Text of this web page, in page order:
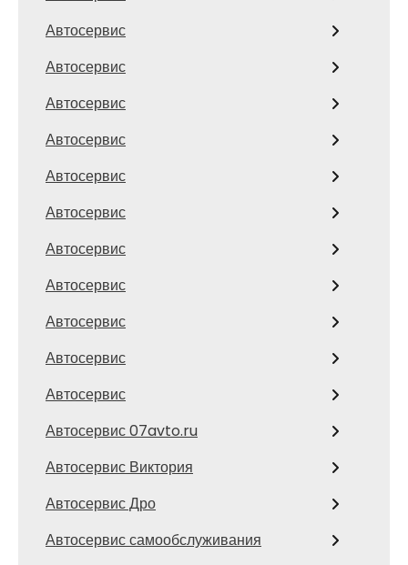
Автосервис
Автосервис
Автосервис
Автосервис
Автосервис
Автосервис
Автосервис
Автосервис
Автосервис
Автосервис
Автосервис
Автосервис 07avto.ru
Автосервис Виктория
Автосервис Дро
Автосервис самообслуживания